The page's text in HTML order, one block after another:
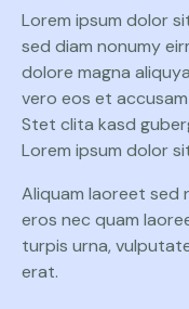
Lorem ipsum dolor
sed diam nonumy
dolore magna
vero eos et
Stet clita kasd
Lorem ipsum dolor
Aliquam laoreet sed
eros nec quam
turpis urna,
erat.